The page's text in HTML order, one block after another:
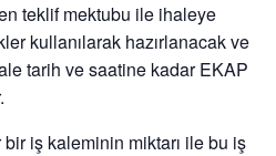
teklif mektubu ile ihaleye
kullanılarak hazırlanacak ve
tarih ve saatine kadar EKAP
iş kaleminin miktarı ile bu iş